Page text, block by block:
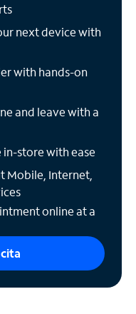
next device with
with hands-on
and leave with a
store with ease
Mobile, Internet,
online at a